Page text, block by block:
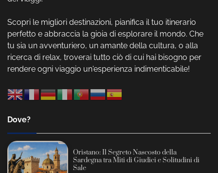
Scopri le migliori destinazioni, pianifica il tuo itinerario
perfetto e abbraccia la gioia di esplorare il mondo. Che
tu sia un avventuriero, un amante della cultura, o alla
ricerca di relax, troverai tutto ciò di cui hai bisogno per
rendere ogni viaggio un'esperienza indimenticabile!
Dove?
Oristano: Il Segreto Nascosto della
Sardegna tra Miti di Giudici e Solitudini di
Sale